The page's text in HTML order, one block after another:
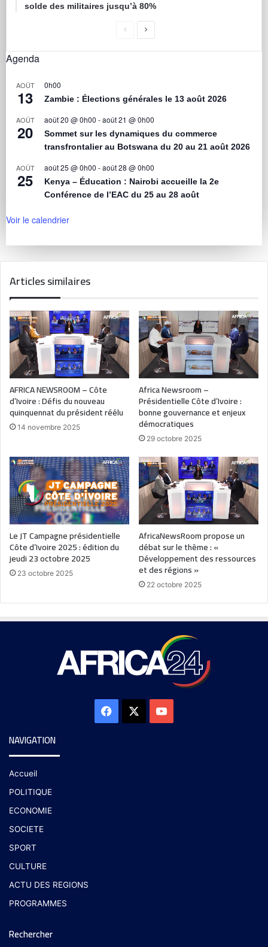
solde des militaires jusqu’à 80%
Agenda
AOÛT
13
0h00
Zambie : Élections générales le 13 août 2026
AOÛT
20
août 20 @ 0h00 -août 21 @ 0h00
Sommet sur les dynamiques du commerce
transfrontalier au Botswana du 20 au 21 août 2026
AOÛT
25
août 25 @ 0h00 -août 28 @ 0h00
Kenya – Éducation : Nairobi accueille la 2e
Conférence de l’EAC du 25 au 28 août
Voir le calendrier
Articles similaires
AFRICA NEWSROOM – Côte
d’Ivoire : Défis du nouveau
quinquennat du président réélu
14 novembre 2025
Africa Newsroom –
Présidentielle Côte d’Ivoire :
bonne gouvernance et enjeux
démocratiques
29 octobre 2025
Le JT Campagne présidentielle
Côte d’Ivoire 2025 : édition du
jeudi 23 octobre 2025
23 octobre 2025
AfricaNewsRoom propose un
débat sur le thème : «
Développement des ressources
et des régions »
22 octobre 2025
NAVIGATION
Accueil
POLITIQUE
ECONOMIE
SOCIETE
SPORT
CULTURE
ACTU DES REGIONS
PROGRAMMES
Rechercher